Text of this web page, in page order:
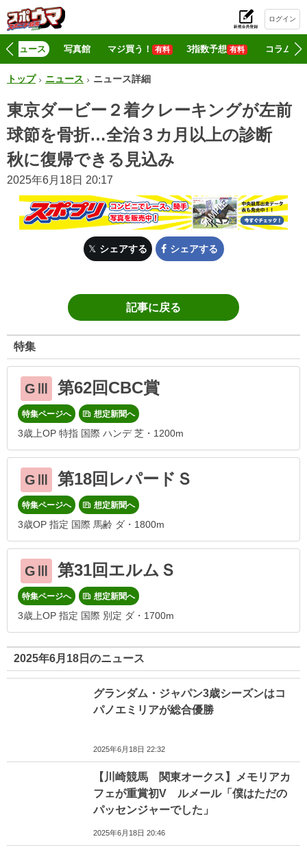
ログイン
ニュース 写真館 マジ買う！ 有料 3指数予想 有料 コラム
トップ ニュース ニュース詳細
東京ダービー２着クレーキングが左前
球節を骨折…全治３カ月以上の診断
秋に復帰できる見込み
2025年6月18日 20:17
シェアする シェアする
記事に戻る
特集
GⅢ 第62回CBC賞
特集ページへ 想定新聞へ
3歳上OP 特指 国際 ハンデ 芝・1200m
GⅢ 第18回レパードＳ
特集ページへ 想定新聞へ
3歳OP 指定 国際 馬齢 ダ・1800m
GⅢ 第31回エルムＳ
特集ページへ 想定新聞へ
3歳上OP 指定 国際 別定 ダ・1700m
2025年6月18日のニュース
グランダム・ジャパン3歳シーズンはコ
パノエミリアが総合優勝
2025年6月18日 22:32
【川崎競馬 関東オークス】メモリアカ
フェが重賞初V ルメール「僕はただの
パッセンジャーでした」
2025年6月18日 20:46